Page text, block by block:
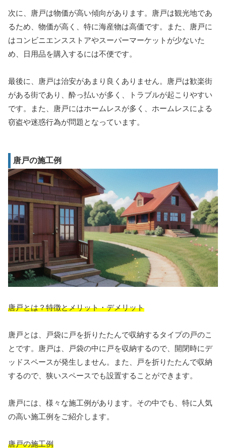
次に、唐戸は物価が高い傾向があります。唐戸は観光地であ
るため、物価が高く、特に海産物は高価です。また、唐戸に
はコンビニエンスストアやスーパーマーケットが少ないた
め、日用品を購入するには不便です。
最後に、唐戸は治安があまり良くありません。唐戸は歓楽街
がある街であり、酔っ払いが多く、トラブルが起こりやすい
です。また、唐戸にはホームレスが多く、ホームレスによる
窃盗や迷惑行為が問題となっています。
唐戸の施工例
唐戸とは？特徴とメリット・デメリット
唐戸とは、戸袋に戸を折りたたんで収納するタイプの戸のこ
とです。唐戸は、戸袋の中に戸を収納するので、開閉時にデ
ッドスペースが発生しません。また、戸を折りたたんで収納
するので、狭いスペースでも設置することができます。
唐戸には、様々な施工例があります。その中でも、特に人気
の高い施工例をご紹介します。
唐戸の施工例